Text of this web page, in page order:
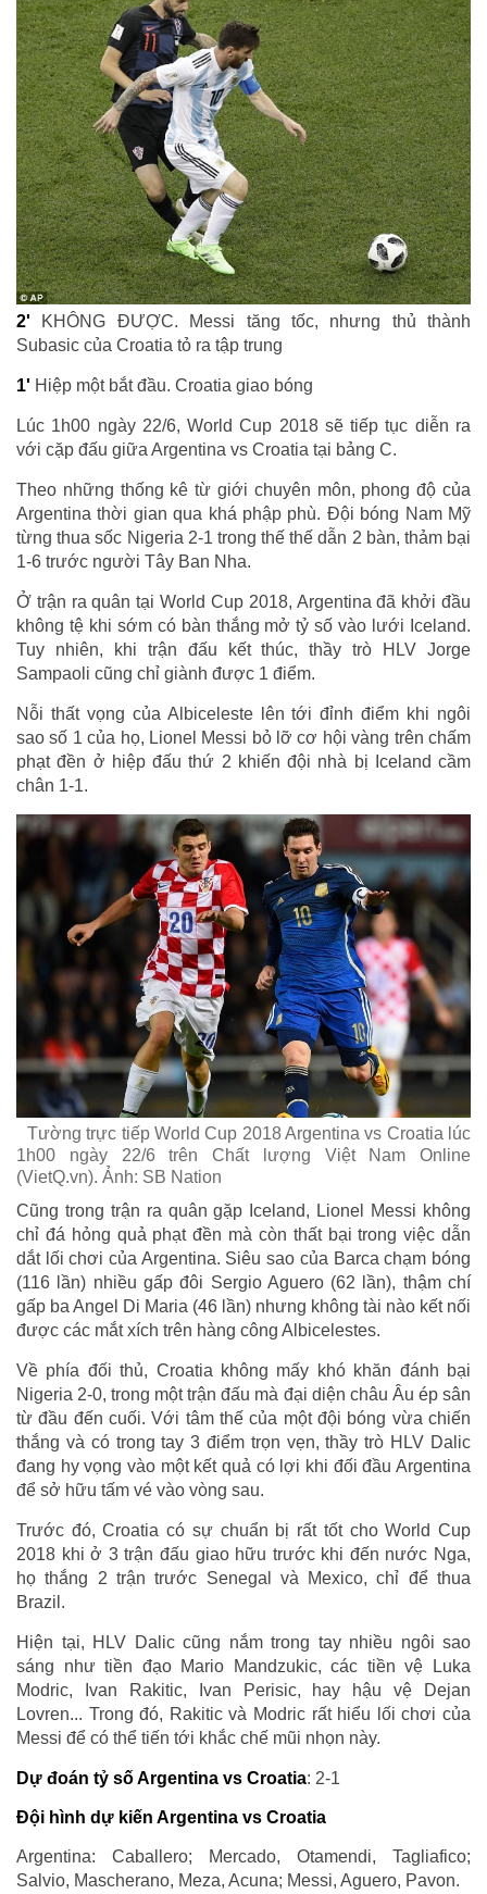
2' KHÔNG ĐƯỢC. Messi tăng tốc, nhưng thủ thành
Subasic của Croatia tỏ ra tập trung
1' Hiệp một bắt đầu. Croatia giao bóng
Lúc 1h00 ngày 22/6, World Cup 2018 sẽ tiếp tục diễn ra
với cặp đấu giữa Argentina vs Croatia tại bảng C.
Theo những thống kê từ giới chuyên môn, phong độ của
Argentina thời gian qua khá phập phù. Đội bóng Nam Mỹ
từng thua sốc Nigeria 2-1 trong thế thế dẫn 2 bàn, thảm bại
1-6 trước người Tây Ban Nha.
Ở trận ra quân tại World Cup 2018, Argentina đã khởi đầu
không tệ khi sớm có bàn thắng mở tỷ số vào lưới Iceland.
Tuy nhiên, khi trận đấu kết thúc, thầy trò HLV Jorge
Sampaoli cũng chỉ giành được 1 điểm.
Nỗi thất vọng của Albiceleste lên tới đỉnh điểm khi ngôi
sao số 1 của họ, Lionel Messi bỏ lỡ cơ hội vàng trên chấm
phạt đền ở hiệp đấu thứ 2 khiến đội nhà bị Iceland cầm
chân 1-1.
Tường trực tiếp World Cup 2018 Argentina vs Croatia lúc
1h00 ngày 22/6 trên Chất lượng Việt Nam Online
(VietQ.vn). Ảnh: SB Nation
Cũng trong trận ra quân gặp Iceland, Lionel Messi không
chỉ đá hỏng quả phạt đền mà còn thất bại trong việc dẫn
dắt lối chơi của Argentina. Siêu sao của Barca chạm bóng
(116 lần) nhiều gấp đôi Sergio Aguero (62 lần), thậm chí
gấp ba Angel Di Maria (46 lần) nhưng không tài nào kết nối
được các mắt xích trên hàng công Albicelestes.
Về phía đối thủ, Croatia không mấy khó khăn đánh bại
Nigeria 2-0, trong một trận đấu mà đại diện châu Âu ép sân
từ đầu đến cuối. Với tâm thế của một đội bóng vừa chiến
thắng và có trong tay 3 điểm trọn vẹn, thầy trò HLV Dalic
đang hy vọng vào một kết quả có lợi khi đối đầu Argentina
để sở hữu tấm vé vào vòng sau.
Trước đó, Croatia có sự chuẩn bị rất tốt cho World Cup
2018 khi ở 3 trận đấu giao hữu trước khi đến nước Nga,
họ thắng 2 trận trước Senegal và Mexico, chỉ để thua
Brazil.
Hiện tại, HLV Dalic cũng nắm trong tay nhiều ngôi sao
sáng như tiền đạo Mario Mandzukic, các tiền vệ Luka
Modric, Ivan Rakitic, Ivan Perisic, hay hậu vệ Dejan
Lovren... Trong đó, Rakitic và Modric rất hiểu lối chơi của
Messi để có thể tiến tới khắc chế mũi nhọn này.
Dự đoán tỷ số Argentina vs Croatia: 2-1
Đội hình dự kiến Argentina vs Croatia
Argentina: Caballero; Mercado, Otamendi, Tagliafico;
Salvio, Mascherano, Meza, Acuna; Messi, Aguero, Pavon.